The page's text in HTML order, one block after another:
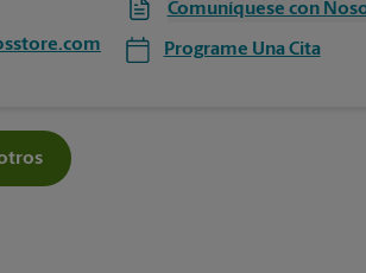
Comuníquese con
Programe Una Cita